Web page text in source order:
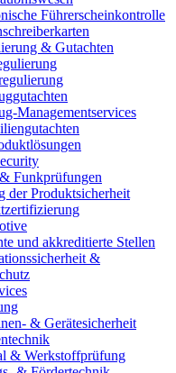
Führerscheinkontrolle
& Gutachten
Managementservices
Funkprüfungen
der Produktsicherheit
und akkreditierte Stellen
&
& Gerätesicherheit
& Werkstoffprüfung